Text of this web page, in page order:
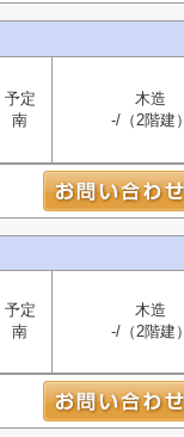
予定
南
木造
-/（2階建）
予定
南
木造
-/（2階建）